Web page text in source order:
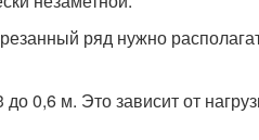
ряд нужно
0,6 м. Это зависит от